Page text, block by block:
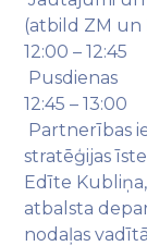
(atbild ZM un
12:00 – 12:45
Pusdienas
12:45 – 13:00
Partnerības
stratēģijas
Edīte
atbalsta
nodaļas